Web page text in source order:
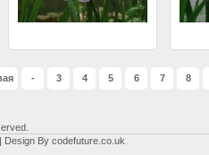
- 3 4 5 6 7 8
| Design By codefuture.co.uk